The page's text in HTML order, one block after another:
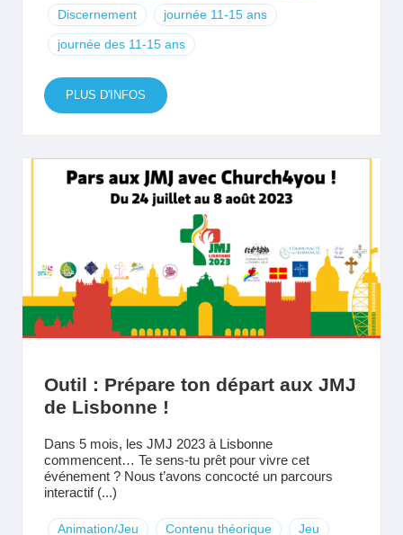
Discernement journée 11-15 ans
journée des 11-15 ans
PLUS D'INFOS
Outil : Prépare ton départ aux JMJ
de Lisbonne !
Dans 5 mois, les JMJ 2023 à Lisbonne
commencent… Te sens-tu prêt pour vivre cet
événement ? Nous t’avons concocté un parcours
interactif (...)
Animation/Jeu Contenu théorique Jeu